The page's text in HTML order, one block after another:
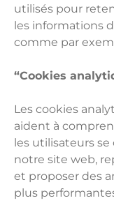
utilisés pour
les informations
comme par
“Cookies
Les cookies
aident à
les utilisateurs
notre site web,
et proposer des
plus